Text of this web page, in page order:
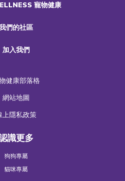
寵物健康
們的社區
加入我們
健康部落格
網站地圖
上隱私政策
識更多
狗狗專屬
貓咪專屬